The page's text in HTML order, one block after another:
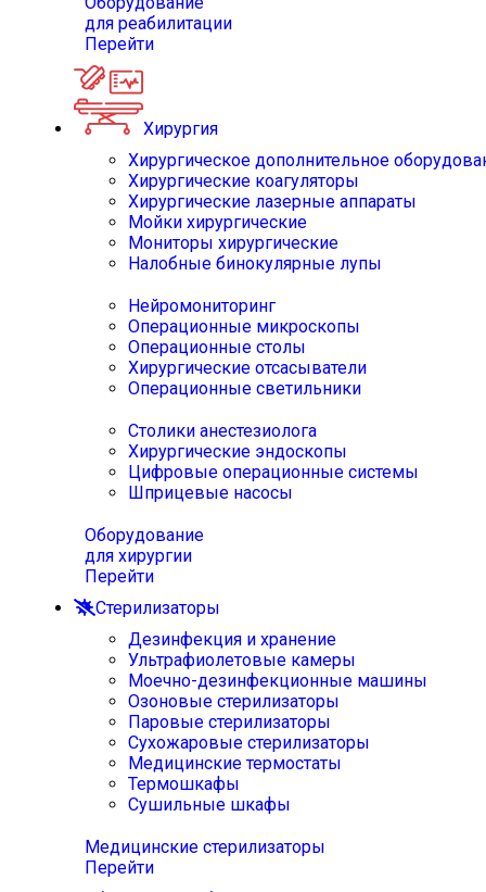
для реабилитации
Перейти
Хирургия
Хирургическое дополнительное
Хирургические коагуляторы
Хирургические лазерные аппараты
Мойки хирургические
Мониторы хирургические
Налобные бинокулярные лупы
Нейромониторинг
Операционные микроскопы
Операционные столы
Хирургические отсасыватели
Операционные светильники
Столики анестезиолога
Хирургические эндоскопы
Цифровые операционные системы
Шприцевые насосы
Оборудование
для хирургии
Перейти
Стерилизаторы
Дезинфекция и хранение
Ультрафиолетовые камеры
Моечно-дезинфекционные машины
Озоновые стерилизаторы
Паровые стерилизаторы
Сухожаровые стерилизаторы
Медицинские термостаты
Термошкафы
Сушильные шкафы
Медицинские стерилизаторы
Перейти